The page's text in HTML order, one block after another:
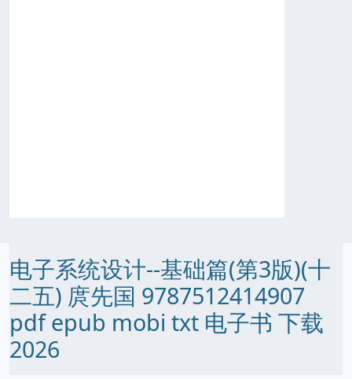
电子系统设计--基础篇(第3版)(十
二五) 庹先国 9787512414907
pdf epub mobi txt 电子书 下载
2026